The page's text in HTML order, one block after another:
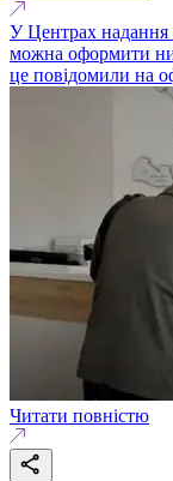
У Центрах надання
можна оформити
це повідомили на
Читати повністю